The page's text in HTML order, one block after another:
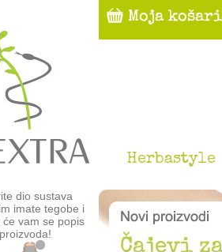
Herbastyle
dio sustava
imate tegobe i
će vam se popis